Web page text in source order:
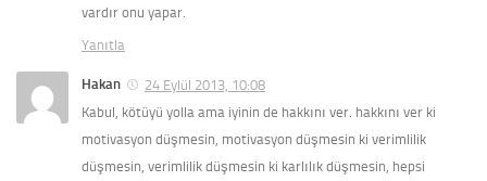
vardır onu yapar.
Yanıtla
Hakan
24 Eylül 2013, 10:08
Kabul, kötüyü yolla ama iyinin de hakkını ver. hakkını ver ki
motivasyon düşmesin, motivasyon düşmesin ki verimlilik
düşmesin, verimlilik düşmesin ki karlılık düşmesin, hepsi